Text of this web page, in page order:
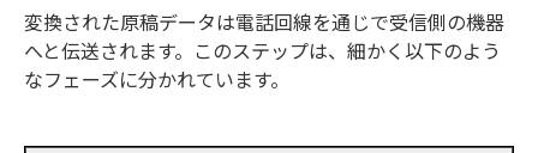
変換された原稿データは電話回線を通じで受信側の機器
へと伝送されます。このステップは、細かく以下のよう
なフェーズに分かれています。